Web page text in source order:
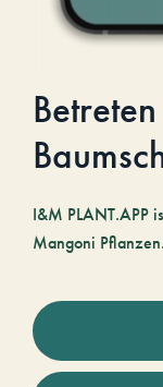
I&M PLANT.APP
Mangoni Pflanzen.